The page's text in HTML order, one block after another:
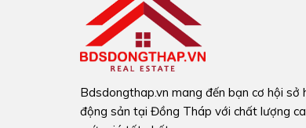
Bdsdongthap.vn mang đến bạn cơ hội sở
động sản tại Đồng Tháp với chất lượng